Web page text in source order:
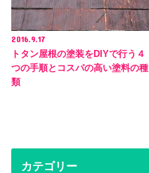
2016.9.17
トタン屋根の塗装をDIYで行う４
つの手順とコスパの高い塗料の種
類
カテゴリー